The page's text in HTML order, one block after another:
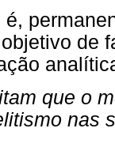
de
que o
nas